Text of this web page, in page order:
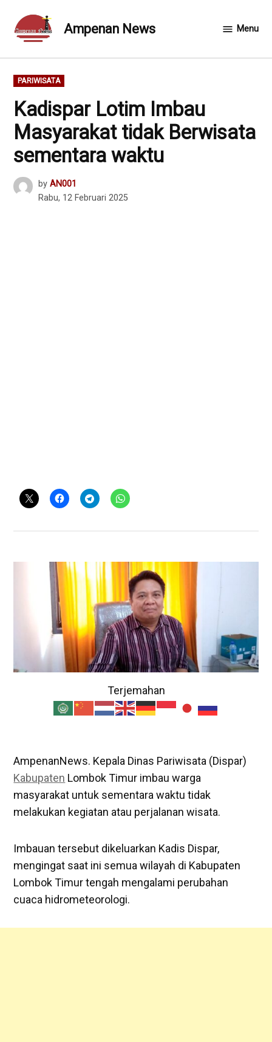
content
Ampenan News Menu
POSTED
IN
PARIWISATA
Kadispar Lotim Imbau
Masyarakat tidak Berwisata
sementara waktu
by AN001
Rabu, 12 Februari 2025
Terjemahan
AmpenanNews. Kepala Dinas Pariwisata (Dispar)
Kabupaten Lombok Timur imbau warga
masyarakat untuk sementara waktu tidak
melakukan kegiatan atau perjalanan wisata.
Imbauan tersebut dikeluarkan Kadis Dispar,
mengingat saat ini semua wilayah di Kabupaten
Lombok Timur tengah mengalami perubahan
cuaca hidrometeorologi.